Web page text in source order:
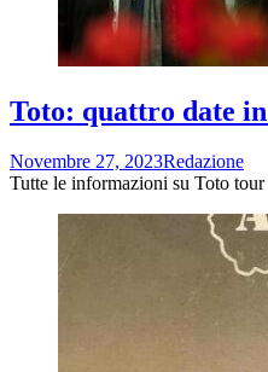
Toto: quattro date
Novembre 27, 2023Redazione
Tutte le informazioni su Toto